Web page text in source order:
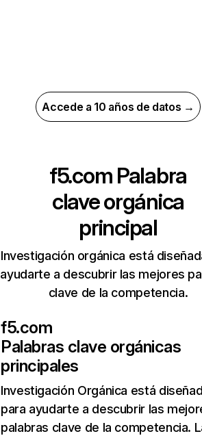
Accede a 10 años de datos →
f5.com Palabra
clave orgánica
principal
Investigación orgánica está
ayudarte a descubrir las mejores
clave de la competencia.
f5.com
Palabras clave orgánicas
principales
Investigación Orgánica está
para ayudarte a descubrir las
palabras clave de la competencia.